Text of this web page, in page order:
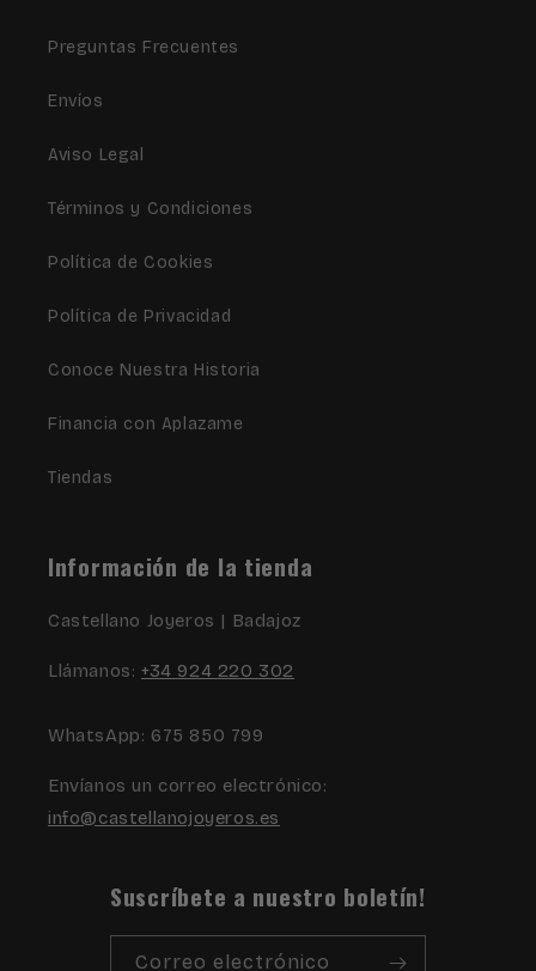
Preguntas Frecuentes
Envíos
Aviso Legal
Términos y Condiciones
Política de Cookies
Política de Privacidad
Conoce Nuestra Historia
Financia con Aplazame
Tiendas
Información de la tienda
Castellano Joyeros | Badajoz
Llámanos: +34 924 220 302
WhatsApp: 675 850 799
Envíanos un correo electrónico:
info@castellanojoyeros.es
Suscríbete a nuestro boletín!
Correo electrónico